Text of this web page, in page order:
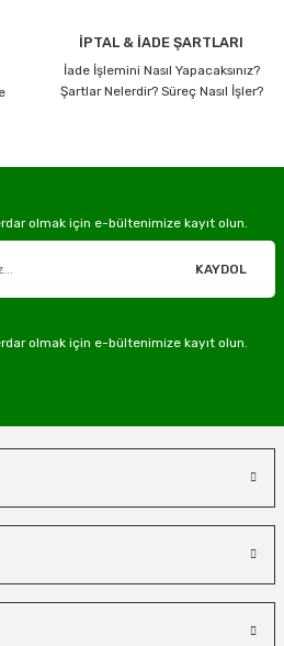
İPTAL & İADE ŞARTLARI
İade İşlemini Nasıl Yapacaksınız?
Şartlar Nelerdir? Süreç Nasıl İşler?
olmak için e-bültenimize kayıt olun.
KAYDOL
olmak için e-bültenimize kayıt olun.